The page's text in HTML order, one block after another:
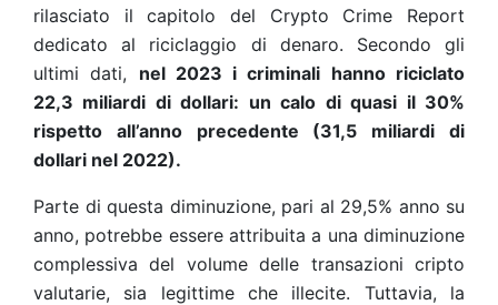
rilasciato il capitolo del Crypto Crime Report
dedicato al riciclaggio di denaro. Secondo gli
ultimi dati,
nel 2023 i criminali hanno riciclato
22,3 miliardi di dollari: un calo di quasi il 30%
rispetto all’anno precedente (31,5 miliardi di
dollari nel 2022).
Parte di questa diminuzione, pari al 29,5% anno su
anno, potrebbe essere attribuita a una diminuzione
complessiva del volume delle transazioni cripto
valutarie, sia legittime che illecite. Tuttavia, la